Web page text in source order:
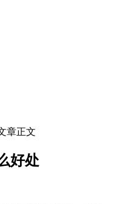
章正文
好处